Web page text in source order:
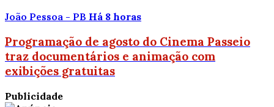
João Pessoa - PB Há 8 horas
Programação de agosto do Cinema Passeio
traz documentários e animação com
exibições gratuitas
Publicidade